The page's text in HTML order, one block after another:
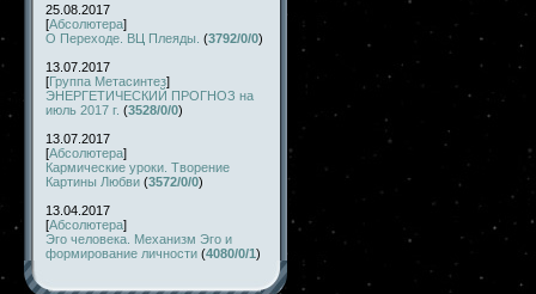
25.08.2017
[Абсолютера]
О Переходе. ВЦ Плеяды. (3792/0/0)
13.07.2017
[Группа Метасинтез]
ЭНЕРГЕТИЧЕСКИЙ ПРОГНОЗ на
июль 2017 г. (3528/0/0)
13.07.2017
[Абсолютера]
Кармические уроки. Творение
Картины Любви (3572/0/0)
13.04.2017
[Абсолютера]
Эго человека. Механизм Эго и
формирование личности (4080/0/1)